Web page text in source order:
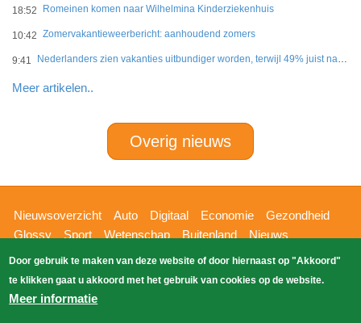
18:52 Romeinen komen naar Wilhelmina Kinderziekenhuis
10:42 Zomervakantieweerbericht: aanhoudend zomers
9:41 Nederlanders zien vakanties uitbundiger worden, terwijl 49% juist naar eenvoud verlangt
Meer artikelen..
Overig nieuws
Hoofdnavigatie
Nieuwsoverzicht Auto Digitaal Economie
Gezondheid
Glossy
Sport Wetenschap Buitenland
Nieuws
Bizzpress
Blik op 112 Provincies
Weekoverzicht
Zoeken
Copyright Blik Op Nieuws 2026gehost
Door gebruik te maken van deze website of door hiernaast op "Akkoord"
te klikken gaat u akkoord met het gebruik van cookies op de website.
Meer informatie